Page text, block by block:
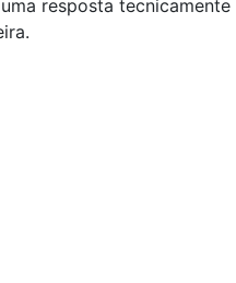
resposta tecnicamente